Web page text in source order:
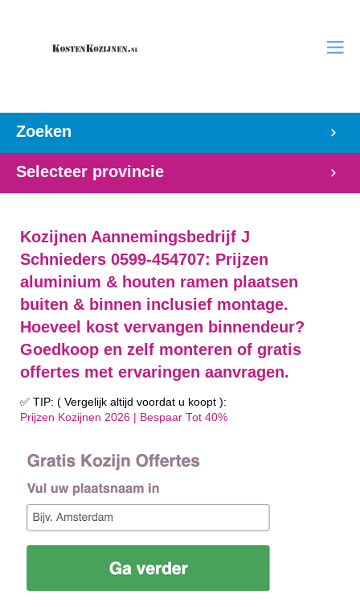
Zoeken
Selecteer provincie
Kozijnen Aannemingsbedrijf J
Schnieders 0599-454707: Prijzen
aluminium & houten ramen plaatsen
buiten & binnen inclusief montage.
Hoeveel kost vervangen binnendeur?
Goedkoop en zelf monteren of gratis
offertes met ervaringen aanvragen.
✅ TIP: ( Vergelijk altijd voordat u koopt ):
Prijzen Kozijnen 2026 | Bespaar Tot 40%‎